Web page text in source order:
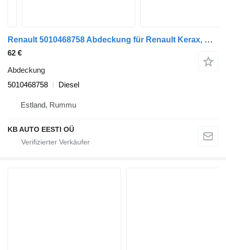
Renault 5010468758 Abdeckung für Renault Kerax, Midlum (1997-2014) LKW
62 €
Abdeckung
5010468758
Diesel
Estland, Rummu
KB AUTO EESTI OÜ